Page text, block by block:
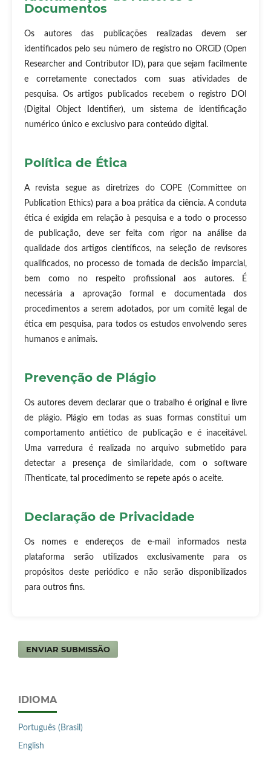
Documentos
Os autores das publicações realizadas devem ser
identificados pelo seu número de registro no ORCiD (Open
Researcher and Contributor ID), para que sejam facilmente
e corretamente conectados com suas atividades de
pesquisa. Os artigos publicados recebem o registro DOI
(Digital Object Identifier), um sistema de identificação
numérico único e exclusivo para conteúdo digital.
Política de Ética
A revista segue as diretrizes do COPE (Committee on
Publication Ethics) para a boa prática da ciência. A conduta
ética é exigida em relação à pesquisa e a todo o processo
de publicação, deve ser feita com rigor na análise da
qualidade dos artigos científicos, na seleção de revisores
qualificados, no processo de tomada de decisão imparcial,
bem como no respeito profissional aos autores. É
necessária a aprovação formal e documentada dos
procedimentos a serem adotados, por um comitê legal de
ética em pesquisa, para todos os estudos envolvendo seres
humanos e animais.
Prevenção de Plágio
Os autores devem declarar que o trabalho é original e livre
de plágio. Plágio em todas as suas formas constitui um
comportamento antiético de publicação e é inaceitável.
Uma varredura é realizada no arquivo submetido para
detectar a presença de similaridade, com o software
iThenticate, tal procedimento se repete após o aceite.
Declaração de Privacidade
Os nomes e endereços de e-mail informados nesta
plataforma serão utilizados exclusivamente para os
propósitos deste periódico e não serão disponibilizados
para outros fins.
ENVIAR SUBMISSÃO
IDIOMA
Português (Brasil)
English